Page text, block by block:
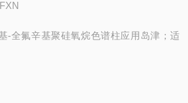
-全氟辛基聚硅氧烷色谱柱应用岛津；适